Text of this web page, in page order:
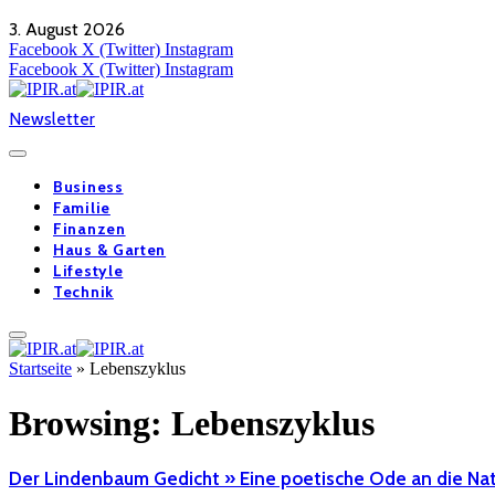
3. August 2026
Facebook X (Twitter) Instagram
Facebook X (Twitter) Instagram
Newsletter
Business
Familie
Finanzen
Haus & Garten
Lifestyle
Technik
Startseite » Lebenszyklus
Browsing: Lebenszyklus
Der Lindenbaum Gedicht » Eine poetische Ode an die